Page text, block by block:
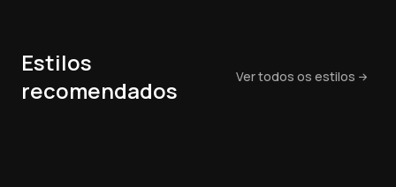
Estilos
recomendados
Ver todos os estilos